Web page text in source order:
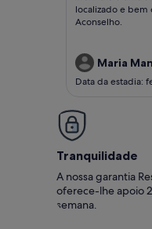
localizado e
Aconselho.
Maria
Data da estadia:
Tranquilidade
A nossa garantia
oferece-lhe apoio
semana.